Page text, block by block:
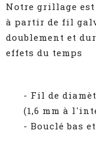
Notre grillage
à partir de fil
doublement et
effets du temps
- Fil de
(1,6 mm à
- Bouclé bas